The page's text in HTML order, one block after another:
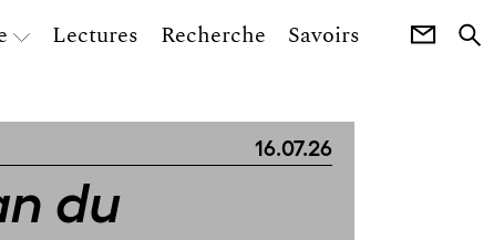
Lectures Recherche Savoirs
16.07.26
du